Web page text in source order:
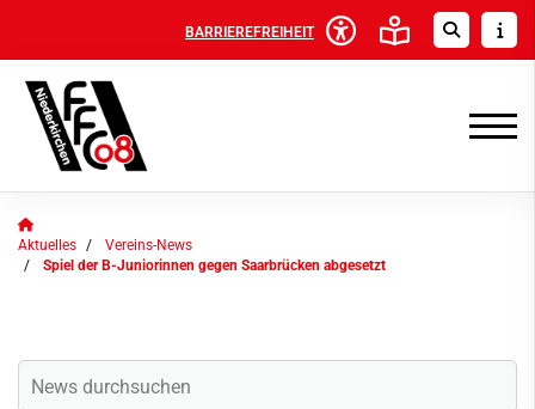
BARRIEREFREIHEIT
Aktuelles
Vereins-News
Spiel der B-Juniorinnen gegen Saarbrücken abgesetzt